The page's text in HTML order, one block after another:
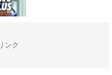
ンク